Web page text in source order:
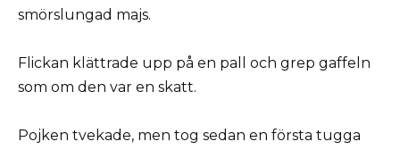
smörslungad majs.
Flickan klättrade upp på en pall och grep gaffeln
som om den var en skatt.
Pojken tvekade, men tog sedan en första tugga